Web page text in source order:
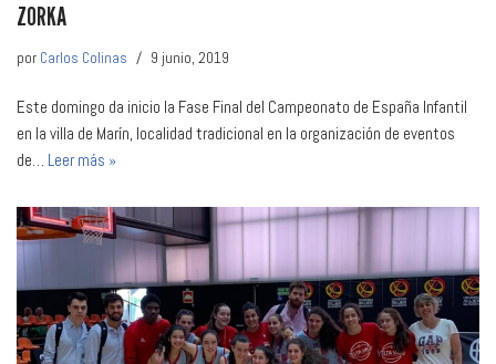
ZORKA
por Carlos Colinas 9 junio, 2019
Este domingo da inicio la Fase Final del Campeonato de España Infantil
en la villa de Marín, localidad tradicional en la organización de eventos
de… Leer más »